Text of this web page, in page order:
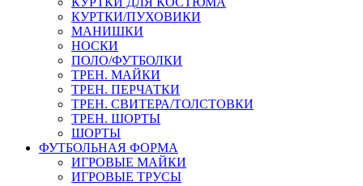
КУРТКИ/ПУХОВИКИ
МАНИШКИ
НОСКИ
ПОЛО/ФУТБОЛКИ
ТРЕН. МАЙКИ
ТРЕН. ПЕРЧАТКИ
ТРЕН. СВИТЕРА/ТОЛСТОВКИ
ТРЕН. ШОРТЫ
ШОРТЫ
ФУТБОЛЬНАЯ ФОРМА
ИГРОВЫЕ МАЙКИ
ИГРОВЫЕ ТРУСЫ